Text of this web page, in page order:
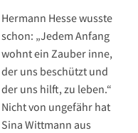
Hermann Hesse wusste
schon: „Jedem Anfang
wohnt ein Zauber inne,
der uns beschützt und
der uns hilft, zu leben.“
Nicht von ungefähr hat
Sina Wittmann aus